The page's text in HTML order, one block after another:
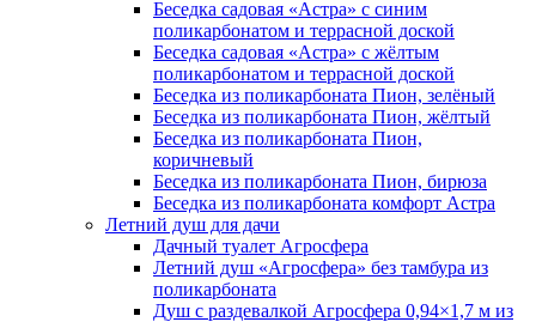
Беседка садовая «Астра» с синим
поликарбонатом и террасной доской
Беседка садовая «Астра» с жёлтым
поликарбонатом и террасной доской
Беседка из поликарбоната Пион, зелёный
Беседка из поликарбоната Пион, жёлтый
Беседка из поликарбоната Пион,
коричневый
Беседка из поликарбоната Пион, бирюза
Беседка из поликарбоната комфорт Астра
Летний душ для дачи
Дачный туалет Агросфера
Летний душ «Агросфера» без тамбура из
поликарбоната
Душ с раздевалкой Агросфера 0,94×1,7 м из